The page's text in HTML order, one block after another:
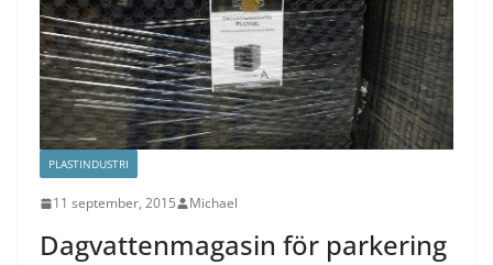
PLASTINDUSTRI
11 september, 2015 Michael
Dagvattenmagasin för parkering